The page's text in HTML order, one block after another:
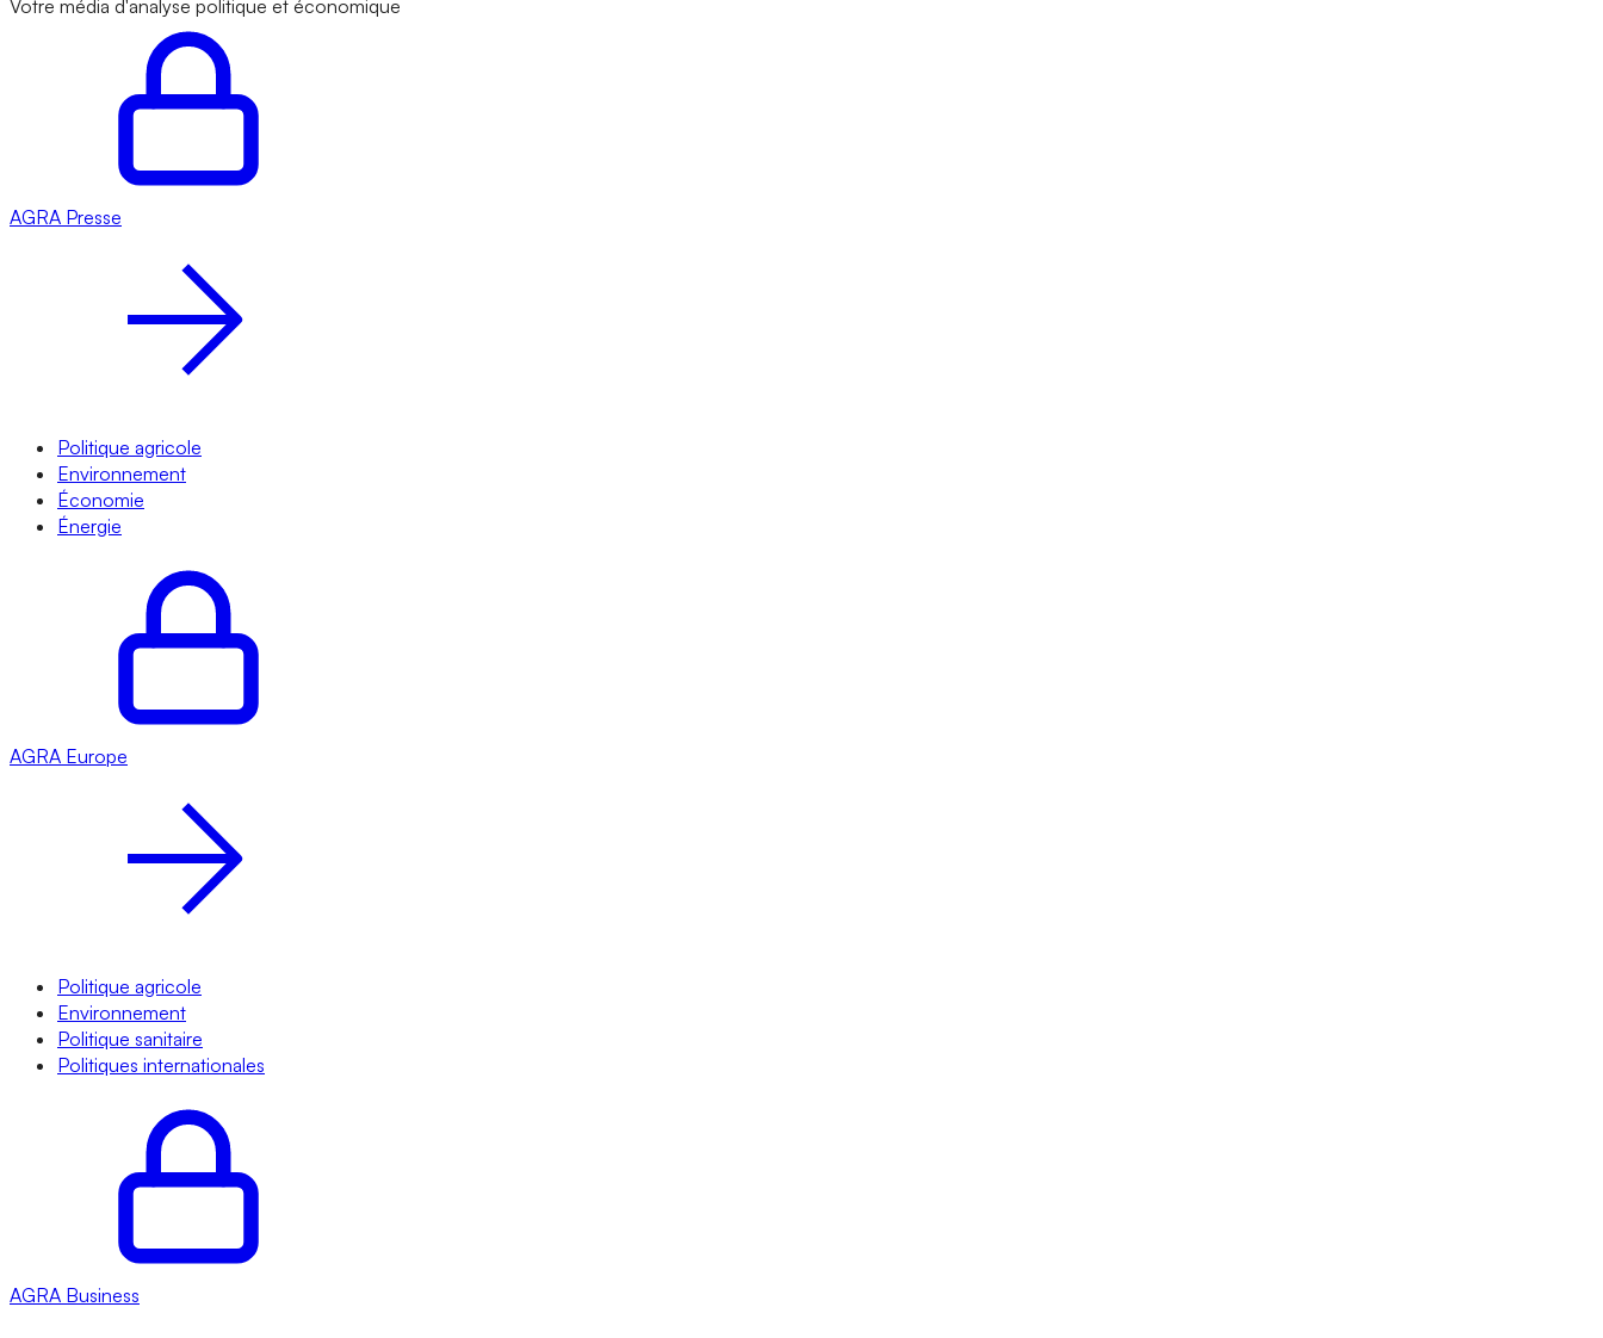
Votre média d'analyse politique et économique
AGRA Presse
Politique agricole
Environnement
Économie
Énergie
AGRA Europe
Politique agricole
Environnement
Politique sanitaire
Politiques internationales
AGRA Business